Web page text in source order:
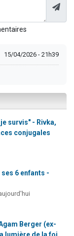
15/04/2026 - 21h39
survis" - Rivka,
conjugales
ses 6 enfants -
Berger (ex-